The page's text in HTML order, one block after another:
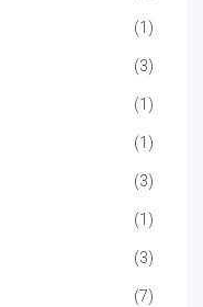
(1)
(3)
(1)
(1)
(3)
(1)
(3)
(7)